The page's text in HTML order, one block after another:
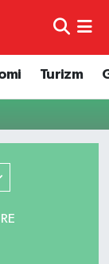
Turizm